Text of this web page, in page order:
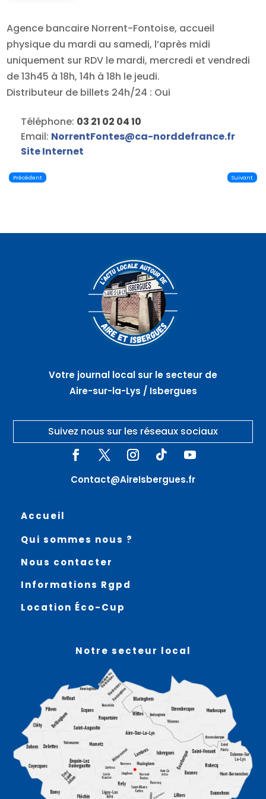
Agence bancaire Norrent-Fontoise, accueil
physique du mardi au samedi, l’après midi
uniquement sur RDV le mardi, mercredi et vendredi
de 13h45 à 18h, 14h à 18h le jeudi.
Distributeur de billets 24h/24 : Oui
Téléphone: 03 21 02 04 10
Email: NorrentFontes@ca-norddefrance.fr
Site Internet
Précédent Suivant
Votre journal local sur le secteur de
Aire-sur-la-Lys / Isbergues
Suivez nous sur les réseaux sociaux
Contact@AireIsbergues.fr
Accueil
Qui sommes nous ?
Nous contacter
Informations Rgpd
Location Éco-Cup
Notre secteur local